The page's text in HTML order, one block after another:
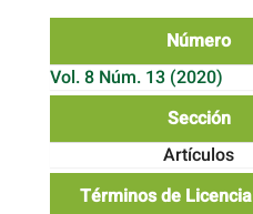
Número
Vol. 8 Núm. 13 (2020)
Sección
Artículos
Términos de Licencia